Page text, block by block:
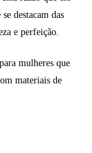
destacam das
e perfeição.
mulheres que
materiais de